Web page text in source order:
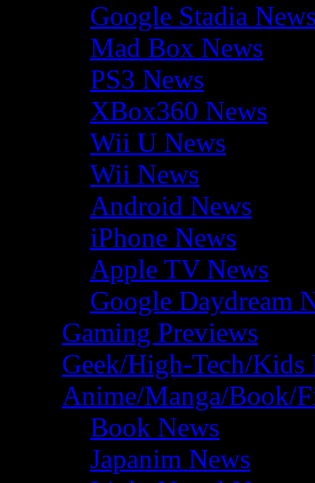
Google Stadia
Mad Box News
PS3 News
XBox360 News
Wii U News
Wii News
Android News
iPhone News
Apple TV News
Google Daydream
Gaming Previews
Geek/High-Tech/Kids
Anime/Manga/Book/
Book News
Japanim News